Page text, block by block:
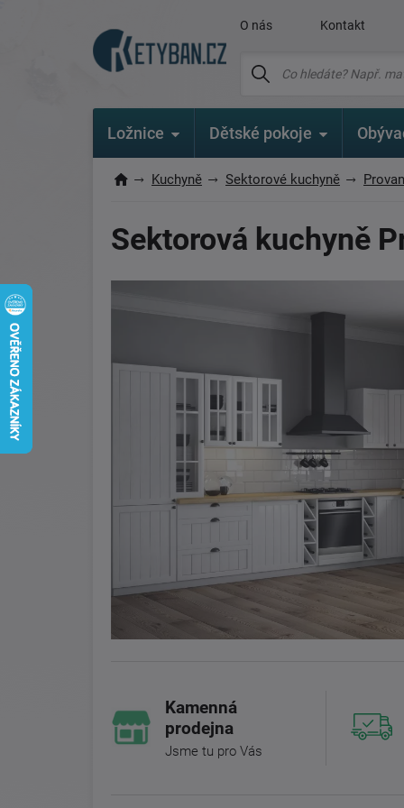
O nás Kontakt
Ložnice Dětské pokoje
Kuchyně Sektorové kuchyně
Sektorová kuchyně
Kamenná
prodejna
Jsme tu pro Vás